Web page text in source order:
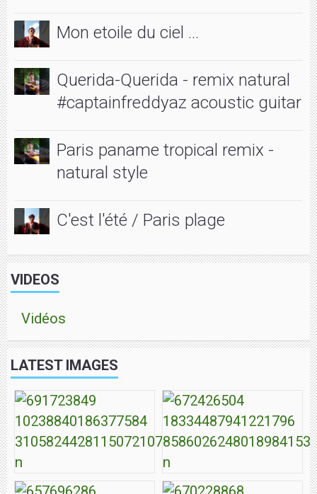
Mon etoile du ciel ...
Querida-Querida - remix natural
#captainfreddyaz acoustic guitar
Paris paname tropical remix -
natural style
C'est l'été / Paris plage
VIDEOS
Vidéos
LATEST IMAGES